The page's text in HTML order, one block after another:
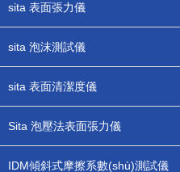
sita 表面張力儀
sita 泡沫測試儀
sita 表面清潔度儀
Sita 泡壓法表面張力儀
IDM傾斜式摩擦系數(shù)測試儀